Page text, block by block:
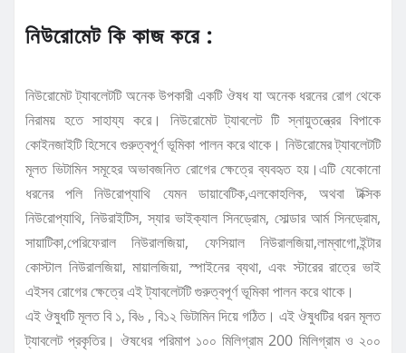
নিউরোমেট কি কাজ করে :
নিউরোমেট ট্যাবলেটটি অনেক উপকারী একটি ঔষধ যা অনেক ধরনের রোগ থেকে
নিরাময় হতে সাহায্য করে। নিউরোমেট ট্যাবলেট টি স্নায়ুতন্ত্রের বিপাকে
কোইনজাইটি হিসেবে গুরুত্বপূর্ণ ভূমিকা পালন করে থাকে। নিউরোমের ট্যাবলেটটি
মূলত ভিটামিন সমূহের অভাবজনিত রোগের ক্ষেত্রে ব্যবহৃত হয়।এটি যেকোনো
ধরনের পলি নিউরোপ্যাথি যেমন ডায়াবেটিক,এলকোহলিক, অথবা টক্সিক
নিউরোপ্যাথি, নিউরাইটিস, স্যার ভাইক্যাল সিনড্রোম, সোল্ডার আর্ম সিনড্রোম,
সায়াটিকা,পেরিফেরাল নিউরালজিয়া, ফেসিয়াল নিউরালজিয়া,লাম্বাগো,ইন্টার
কোস্টাল নিউরালজিয়া, মায়ালজিয়া, স্পাইনের ব্যথা, এবং স্টারের রাত্রে ভাই
এইসব রোগের ক্ষেত্রে এই ট্যাবলেটটি গুরুত্বপূর্ণ ভূমিকা পালন করে থাকে।
এই ঔষুধটি মূলত বি ১, বি৬ , বি১২ ভিটামিন দিয়ে গঠিত। এই ঔষুধটির ধরন মূলত
ট্যাবলেট প্রকৃতির। ঔষধের পরিমাপ ১০০ মিলিগ্রাম 200 মিলিগ্রাম ও ২০০